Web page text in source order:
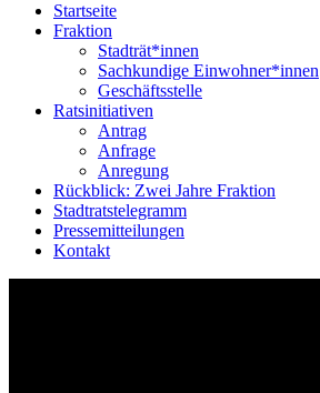
Startseite
Fraktion
Stadträt*innen
Sachkundige Einwohner*innen
Geschäftsstelle
Ratsinitiativen
Antrag
Anfrage
Anregung
Rückblick: Zwei Jahre Fraktion
Stadtratstelegramm
Pressemitteilungen
Kontakt